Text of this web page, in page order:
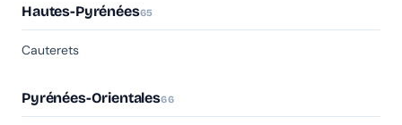
Hautes-Pyrénées65
Cauterets
Pyrénées-Orientales66